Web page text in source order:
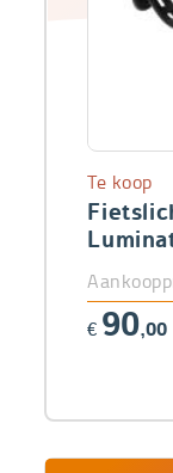
Te koop
€ 90,00